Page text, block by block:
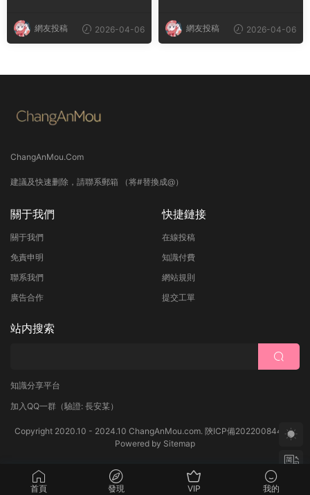
網友投稿 2026-04-06 網友投稿 2026-04-06
ChangAnMou.Com
建議及快速删除，請聯系郵箱 （将#替換成@）
關于我們
關于我們
免責申明
聯系我們
廣告合作
快捷鏈接
在線投稿
知識付費
網站規則
提交工單
站内搜索
知識分享平台
加入QQ一群 （驗證: 長安某）
Copyright 2020.10 - 2024.10 ChangAnMou.com. 陝ICP備2022008444号
Powered by Sitemap
首頁 發現 VIP 我的